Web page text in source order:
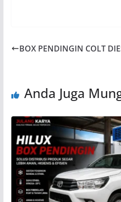
BOX PENDINGIN COLT
Anda Juga